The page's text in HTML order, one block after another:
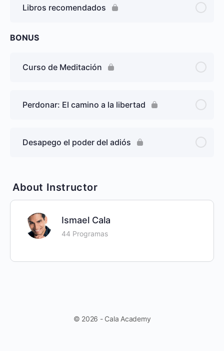
Libros recomendados
BONUS
Curso de Meditación
Perdonar: El camino a la libertad
Desapego el poder del adiós
About Instructor
Ismael Cala
44 Programas
© 2026 - Cala Academy